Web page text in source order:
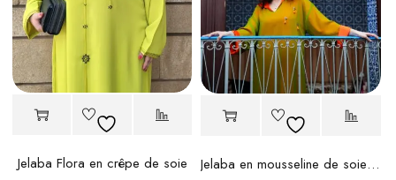
Jelaba Flora en crêpe de soie
Jelaba en mousseline de soie – Élégance et confort